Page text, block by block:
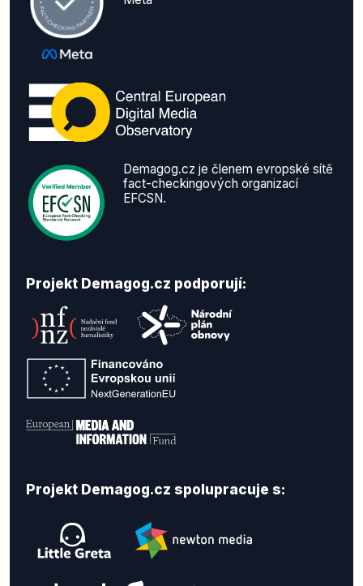
Demagog.cz je členem evropské sítě
fact-checkingových organizací
EFCSN.
Projekt Demagog.cz podporují:
Projekt Demagog.cz spolupracuje s: